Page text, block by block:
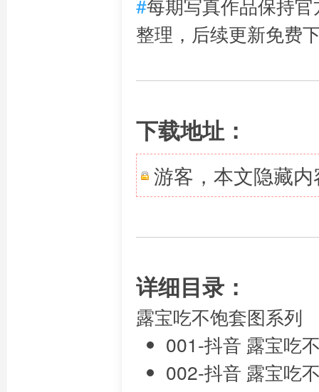
#每期写真作品保持
整理，后续更新免费
下载地址：
游客，本文隐藏内
详细目录：
露宝吃不饱套图系列
001-抖音 露宝吃
002-抖音 露宝吃